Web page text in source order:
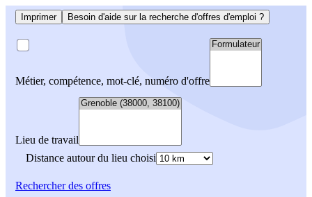
Imprimer Besoin d'aide sur la recherche d'offres d'emploi ?
Métier, compétence, mot-clé, numéro d'offre
Lieu de travail
Distance autour du lieu choisi
Rechercherdes offres